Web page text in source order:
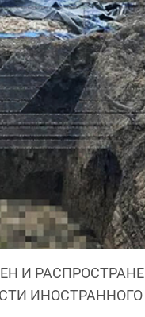
И
ИНОСТРАННОГО